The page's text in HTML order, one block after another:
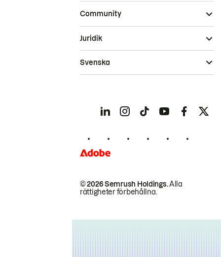
Community
© 2026 Semrush Holdings.Alla
rättigheter förbehållna.
Juridik
Svenska